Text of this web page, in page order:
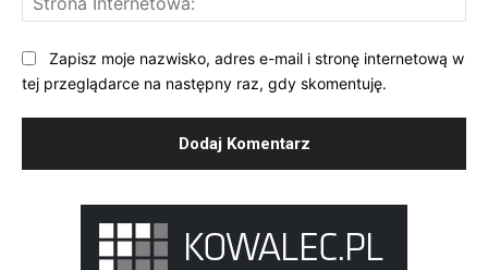
Zapisz moje nazwisko, adres e-mail i stronę internetową w
tej przeglądarce na następny raz, gdy skomentuję.